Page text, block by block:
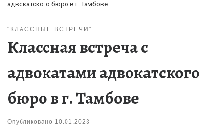
адвокатского бюро в г. Тамбове
"КЛАССНЫЕ ВСТРЕЧИ"
Классная встреча с
адвокатами адвокатского
бюро в г. Тамбове
Опубликовано 10.01.2023